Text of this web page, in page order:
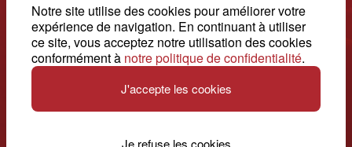
Notre site utilise des cookies pour améliorer votre
expérience de navigation. En continuant à utiliser
ce site, vous acceptez notre utilisation des cookies
conformément à notre politique de confidentialité.
J'accepte les cookies
Je refuse les cookies
Contact
Conditions générales de vente
Tavolata
Sélection (résultats)
Contact
Swiss Wine Valais - Avenue de la Gare 2 - CP 144 - 1964
Conthey - Suisse
info@swisswinevalais.ch
© 2026, Swiss Wine Valais
français